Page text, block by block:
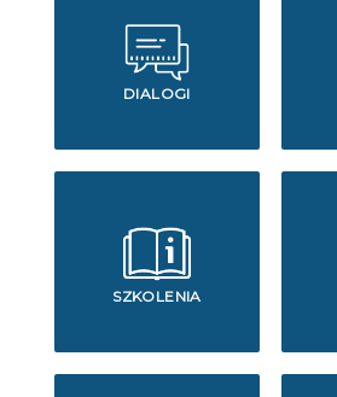
DIALOGI
SZKOLENIA